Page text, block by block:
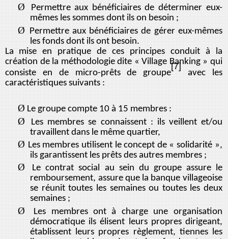
Ø
Permettre aux bénéficiaires de déterminer eux-
mêmes les sommes dont ils on besoin ;
Ø
Permettre aux bénéficiaires de gérer eux-mêmes
les fonds dont ils ont besoin.
La mise en pratique de ces principes conduit à la
création de la méthodologie dite « Village Banking » qui
consiste en de micro-prêts de groupe
[7]
avec les
caractéristiques suivants :
Ø Le groupe compte 10 à 15 membres :
Ø
Les membres se connaissent : ils veillent et/ou
travaillent dans le même quartier,
Ø Les membres utilisent le concept de « solidarité »,
ils garantissent les prêts des autres membres ;
Ø
Le contrat social au sein du groupe assure le
remboursement, assure que la banque villageoise
se réunit toutes les semaines ou toutes les deux
semaines ;
Ø
Les membres ont à charge une organisation
démocratique ils élisent leurs propres dirigeant,
établissent leurs propres règlement, tiennes les